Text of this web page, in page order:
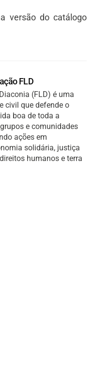
versão do catálogo
FLD
(FLD) é uma
civil que defende o
boa de toda a
e comunidades
ações em
solidária, justiça
humanos e terra